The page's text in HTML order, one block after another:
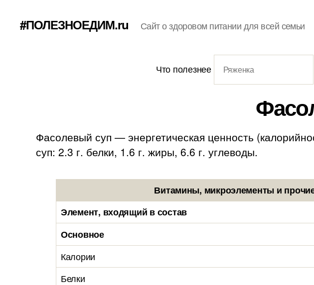
#ПОЛЕЗНОЕДИМ.ru Сайт о здоровом питании для всей семьи
Что полезнее
Фасолевый суп — энергетическая ценность
суп: 2.3 г. белки, 1.6 г. жиры, 6.6 г. углеводы.
Витамины, микроэлементы и
Элемент, входящий в состав
Основное
Калории
Белки